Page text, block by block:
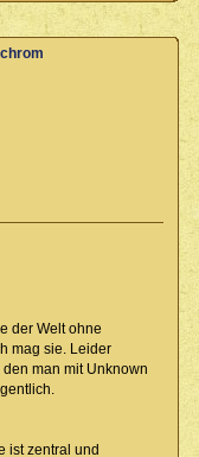
der Welt ohne
mag sie. Leider
man mit Unknown
ist zentral und